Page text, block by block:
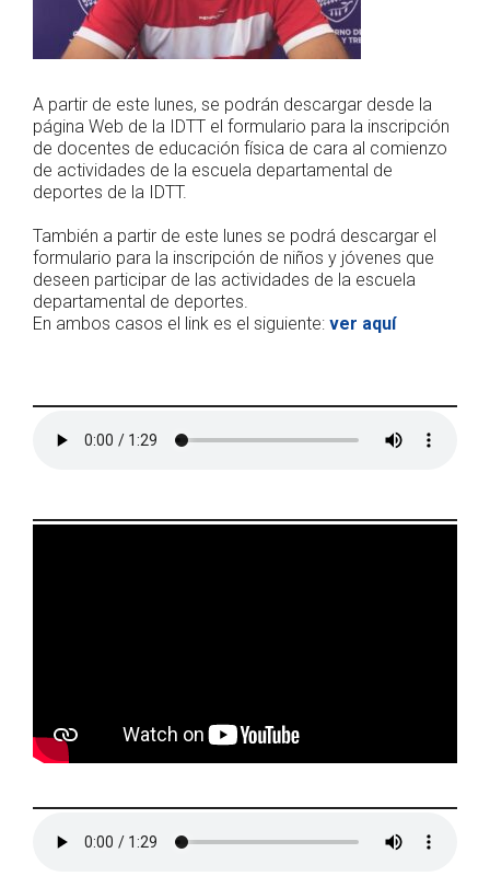
A partir de este lunes, se podrán descargar desde la
página Web de la IDTT el formulario para la inscripción
de docentes de educación física de cara al comienzo
de actividades de la escuela departamental de
deportes de la IDTT.
También a partir de este lunes se podrá descargar el
formulario para la inscripción de niños y jóvenes que
deseen participar de las actividades de la escuela
departamental de deportes.
En ambos casos el link es el siguiente: ver aquí